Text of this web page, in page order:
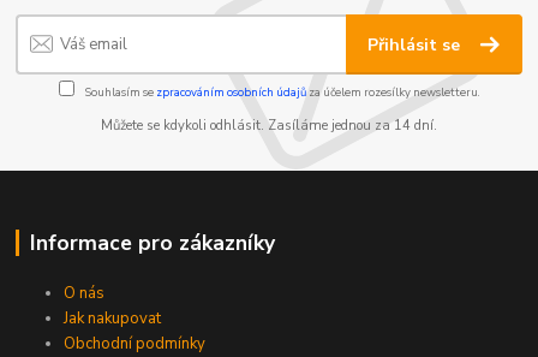
Přihlásit se
Souhlasím se zpracováním osobních údajůza účelem rozesílky newsletteru.
Můžete se kdykoli odhlásit. Zasíláme jednou za 14 dní.
Informace pro zákazníky
O nás
Jak nakupovat
Obchodní podmínky